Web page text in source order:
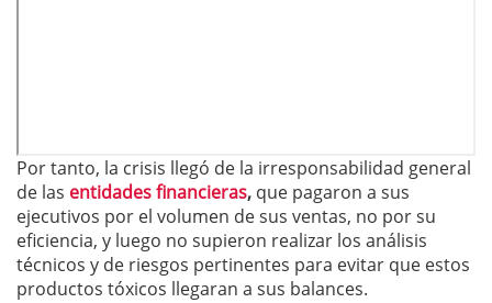
Por tanto, la crisis llegó de la irresponsabilidad general
de las entidades financieras, que pagaron a sus
ejecutivos por el volumen de sus ventas, no por su
eficiencia, y luego no supieron realizar los análisis
técnicos y de riesgos pertinentes para evitar que estos
productos tóxicos llegaran a sus balances.